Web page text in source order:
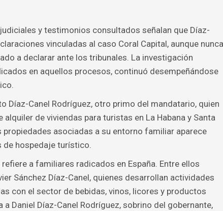
y testimonios consultados señalan que Díaz-
vinculadas al caso Coral Capital, aunque nunca
a declarar ante los tribunales. La investigación
en aquellos procesos, continuó desempeñándose
Díaz-Canel Rodríguez, otro primo del mandatario, quien
de viviendas para turistas en La Habana y Santa
propiedades asociadas a su entorno familiar aparece
hospedaje turístico.
a familiares radicados en España. Entre ellos
Sánchez Díaz-Canel, quienes desarrollan actividades
con el sector de bebidas, vinos, licores y productos
Daniel Díaz-Canel Rodríguez, sobrino del gobernante,